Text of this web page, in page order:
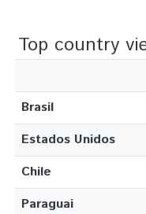
Top country
Brasil
Estados Unidos
Chile
Paraguai